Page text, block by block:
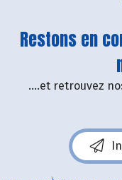
Restons en
....et retrouvez